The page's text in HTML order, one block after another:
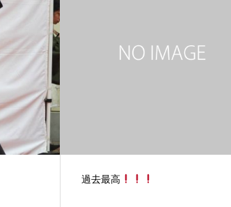
大人忍者体験(oﾟ∀ﾟ)=○